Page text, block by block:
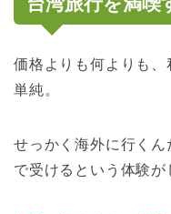
価格よりも何よりも
単純。
せっかく海外に行く
で受けるという体験が